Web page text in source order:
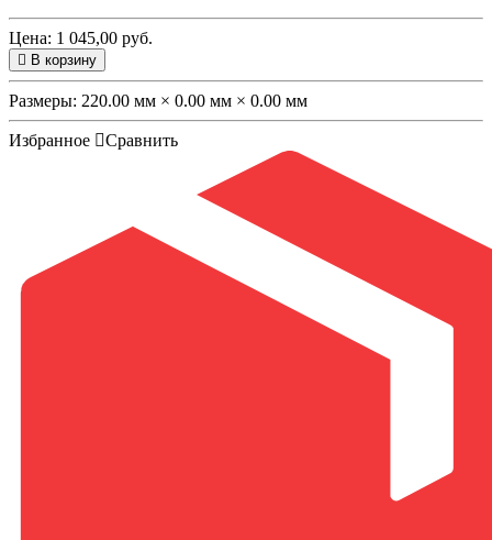
Цена: 1 045,00 руб.
В корзину
Размеры: 220.00 мм × 0.00 мм × 0.00 мм
Избранное Сравнить